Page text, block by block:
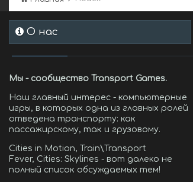
О нас
Мы - сообщество Transport Games.
Наш главный интерес - компьютерные
игры, в которых одна из главных ролей
отведена транспорту: как
пассажирскому, так и грузовому.
Cities in Motion, Train\Transport
Fever, Cities: Skylines - вот далеко не
полный список обсуждаемых тем!